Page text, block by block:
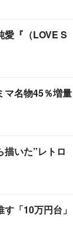
愛『（LOVE S
マ名物45％増量
いた”レトロ
す「10万円台」